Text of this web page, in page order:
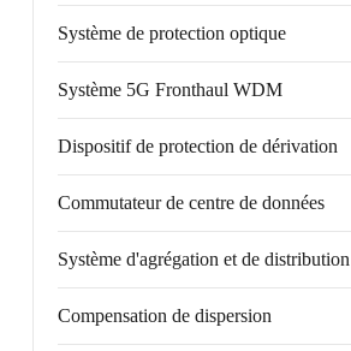
Système de protection optique
Système 5G Fronthaul WDM
Dispositif de protection de dérivation
Commutateur de centre de données
Système d'agrégation et de distribution
Compensation de dispersion